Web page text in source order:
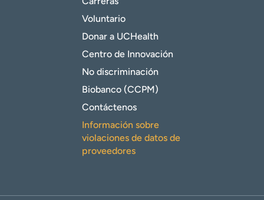
Voluntario
Donar a UCHealth
Centro de Innovación
No discriminación
Biobanco (CCPM)
Contáctenos
Información sobre
violaciones de datos de
proveedores